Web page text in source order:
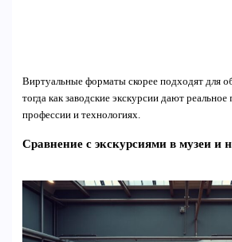
Виртуальные форматы скорее подходят для
тогда как заводские экскурсии дают реальное
профессии и технологиях.
Сравнение с экскурсиями в музеи и